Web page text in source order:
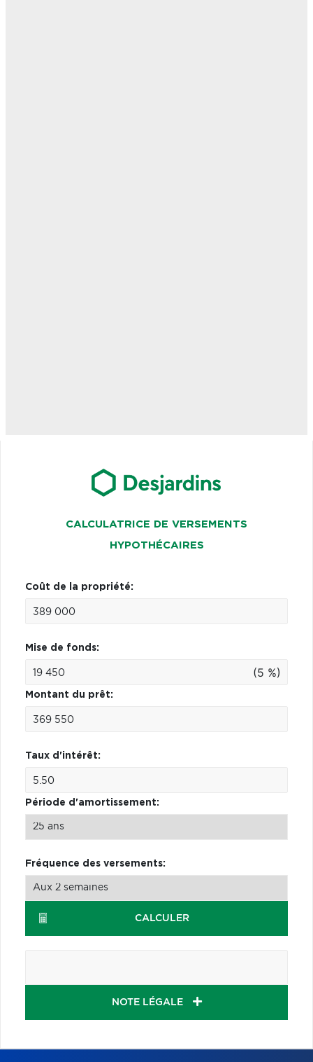
CALCULATRICE DE VERSEMENTS
HYPOTHÉCAIRES
Coût de la propriété:
Mise de fonds:
(5 %)
Montant du prêt:
Taux d'intérêt:
Période d'amortissement:
Fréquence des versements:
CALCULER
NOTE LÉGALE